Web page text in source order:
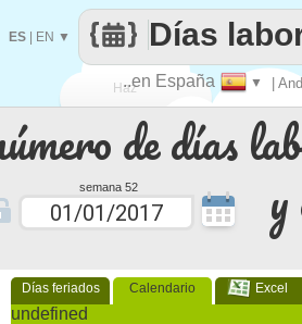
de días
semana 52
Días feriados Calendario Excel
undefined
Haz
que
..en España ▼ |
Días
ES EN ▼